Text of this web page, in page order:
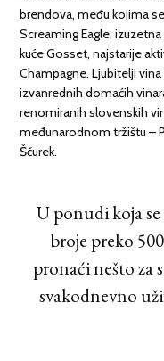
brendova, među kojima
Screaming Eagle,
kućeGosset, najstarije
Champagne. Ljubitelji
izvanrednih domaćih
renomiranih slovenskih
međunarodnom tržištu–
Ščurek.
U ponudi koja se
broje preko
pronaći nešto za
svakodnevno